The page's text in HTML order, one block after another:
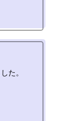
た。